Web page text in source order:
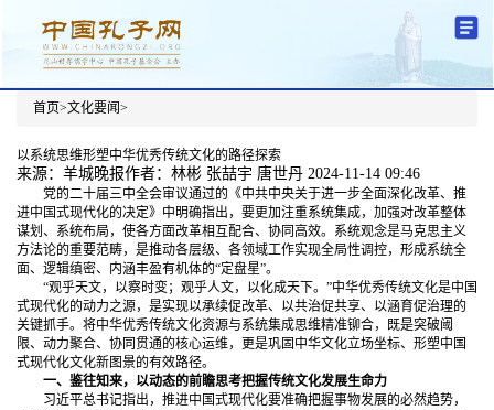
首页>文化要闻>
以系统思维形塑中华优秀传统文化的路径探索
来源：羊城晚报作者：林彬 张喆宇 唐世丹 2024-11-14 09:46
党的二十届三中全会审议通过的《中共中央关于进一步全面深化改革、推
进中国式现代化的决定》中明确指出，要更加注重系统集成，加强对改革整体
谋划、系统布局，使各方面改革相互配合、协同高效。系统观念是马克思主义
方法论的重要范畴，是推动各层级、各领域工作实现全局性调控，形成系统全
面、逻辑缜密、内涵丰盈有机体的“定盘星”。
“观乎天文，以察时变；观乎人文，以化成天下。”中华优秀传统文化是中国
式现代化的动力之源，是实现以承续促改革、以共治促共享、以涵育促治理的
关键抓手。将中华优秀传统文化资源与系统集成思维精准铆合，既是突破阈
限、动力聚合、协同贯通的核心运维，更是巩固中华文化立场坐标、形塑中国
式现代化文化新图景的有效路径。
一、鉴往知来，以动态的前瞻思考把握传统文化发展生命力
习近平总书记指出，推进中国式现代化要准确把握事物发展的必然趋势，